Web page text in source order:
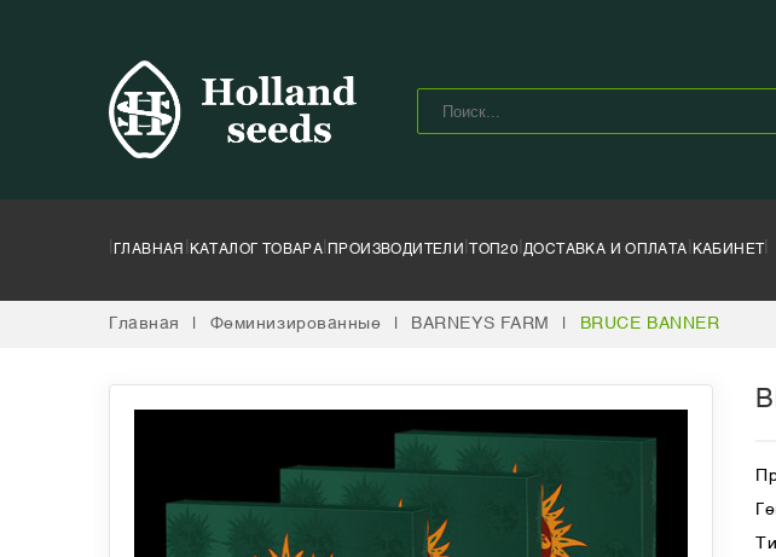
ГЛАВНАЯ КАТАЛОГ ТОВАРА ПРОИЗВОДИТЕЛИ | ТОП20 |ДОСТАВКА И ОПЛАТА КАБИНЕТ |
Главная Феминизированные BARNEYS FARM BRUCE BANNER